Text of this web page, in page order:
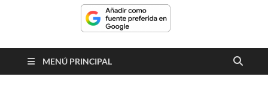
MENÚ PRINCIPAL